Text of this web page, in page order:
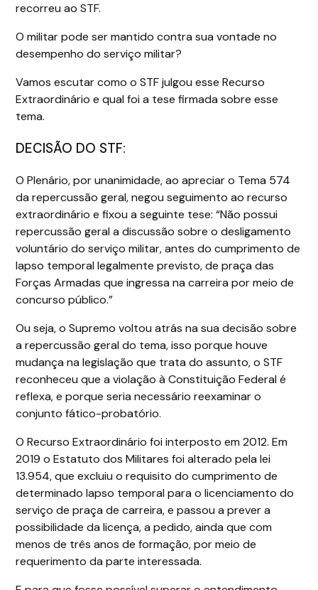
recorreu ao STF.
O militar pode ser mantido contra sua vontade no
desempenho do serviço militar?
Vamos escutar como o STF julgou esse Recurso
Extraordinário e qual foi a tese firmada sobre esse
tema.
DECISÃO DO STF:
O Plenário, por unanimidade, ao apreciar o Tema 574
da repercussão geral, negou seguimento ao recurso
extraordinário e fixou a seguinte tese: “Não possui
repercussão geral a discussão sobre o desligamento
voluntário do serviço militar, antes do cumprimento de
lapso temporal legalmente previsto, de praça das
Forças Armadas que ingressa na carreira por meio de
concurso público.”
Ou seja, o Supremo voltou atrás na sua decisão sobre
a repercussão geral do tema, isso porque houve
mudança na legislação que trata do assunto, o STF
reconheceu que a violação à Constituição Federal é
reflexa, e porque seria necessário reexaminar o
conjunto fático-probatório.
O Recurso Extraordinário foi interposto em 2012. Em
2019 o Estatuto dos Militares foi alterado pela lei
13.954, que excluiu o requisito do cumprimento de
determinado lapso temporal para o licenciamento do
serviço de praça de carreira, e passou a prever a
possibilidade da licença, a pedido, ainda que com
menos de três anos de formação, por meio de
requerimento da parte interessada.